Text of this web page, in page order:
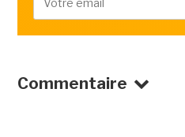
Commentaire